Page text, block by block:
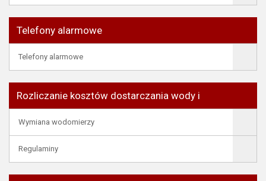
Telefony alarmowe
Telefony alarmowe
Rozliczanie kosztów dostarczania wody i
Wymiana wodomierzy
Regulaminy